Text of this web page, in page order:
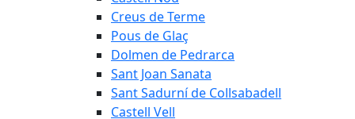
Creus de Terme
Pous de Glaç
Dolmen de Pedrarca
Sant Joan Sanata
Sant Sadurní de Collsabadell
Castell Vell